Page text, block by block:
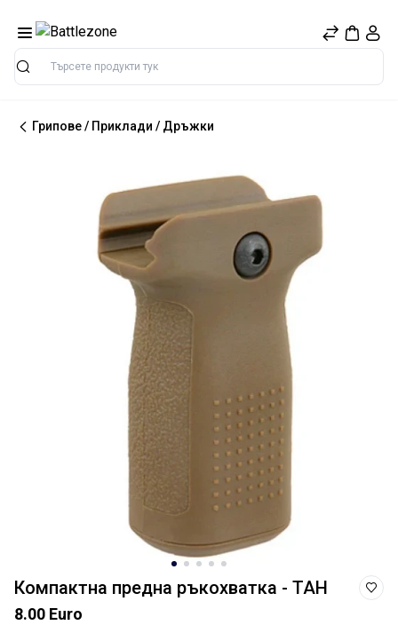
Търсене
Грипове / Приклади / Дръжки
Компактна предна ръкохватка - ТАН
8.00 Euro